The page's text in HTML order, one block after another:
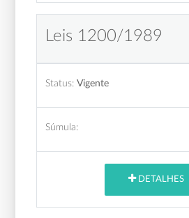
Leis 1200/1989
Status: Vigente
Súmula:
DETALHES